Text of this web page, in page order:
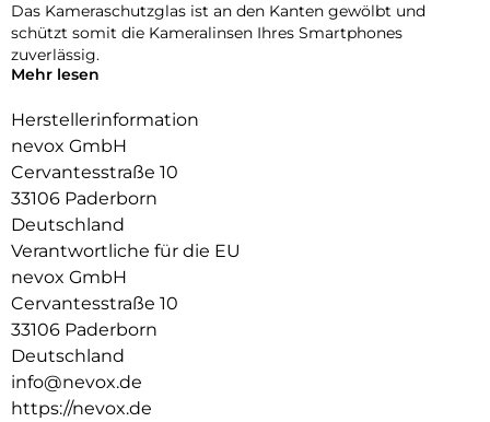
Das Kameraschutzglas ist an den Kanten gewölbt und
schützt somit die Kameralinsen Ihres Smartphones
zuverlässig.
schützen Sie die Linsen vor Staubablagerungen in den
Zwischenräumen.
9H Härtegrad
Resistent gegen Kratzer
Fettabweisende Beschichtung
Mehr lesen
Herstellerinformation
nevox GmbH
Cervantesstraße 10
33106 Paderborn
Deutschland
Verantwortliche für die EU
nevox GmbH
Cervantesstraße 10
33106 Paderborn
Deutschland
info@nevox.de
https://nevox.de